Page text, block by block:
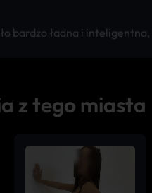
bardzo ładna i
z tego miasta